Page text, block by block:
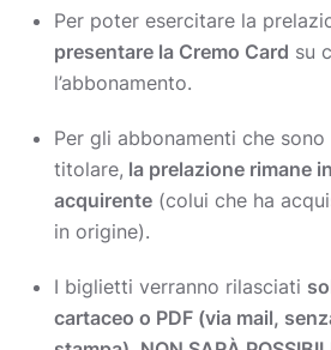
Per poter esercitare la
presentare la Cremo Card su
l’abbonamento.
Per gli abbonamenti che
titolare, la prelazione rimane
acquirente (colui che ha
in origine).
I biglietti verranno rilasciati
cartaceo o PDF (via mail,